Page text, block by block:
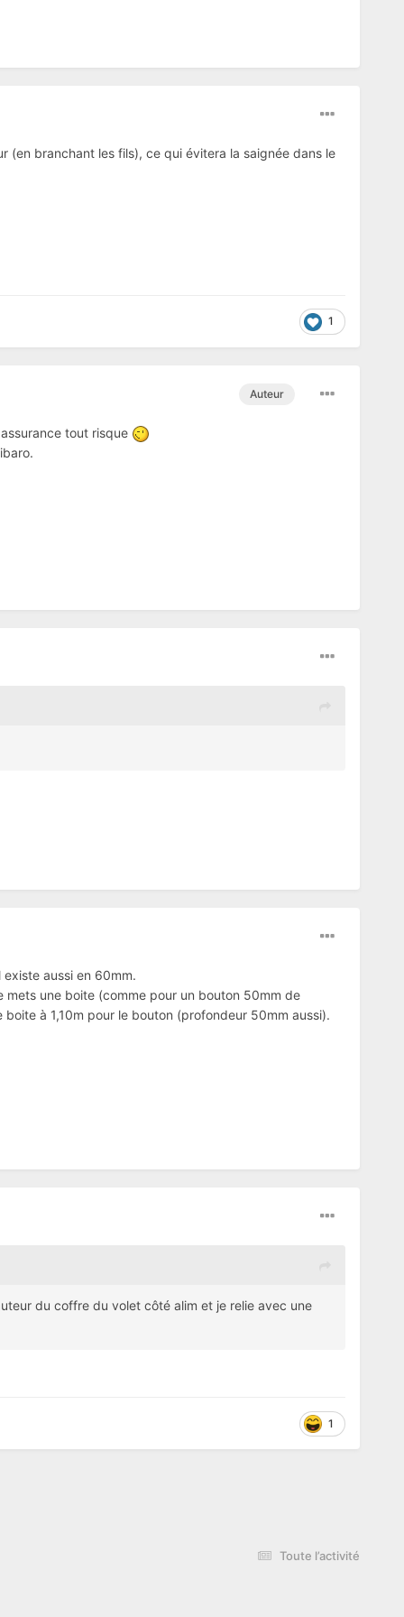
(en branchant les fils), ce qui évitera la saignée dans le
1
Auteur
tout risque
aussi en 60mm.
mets une boite (comme pour un bouton 50mm de
à 1,10m pour le bouton (profondeur 50mm aussi).
du coffre du volet côté alim et je relie avec une
1
Toute l’activité